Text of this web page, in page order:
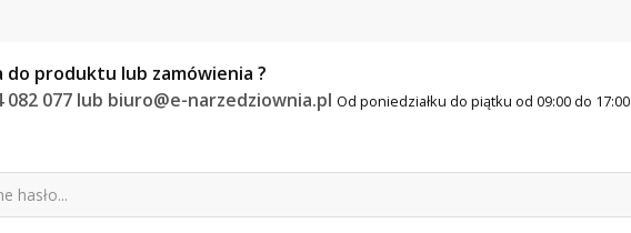
do produktu lub zamówienia ?
082 077 lub biuro@e-narzedziownia.pl Od poniedziałku do piątku od 09:00 do 17:00